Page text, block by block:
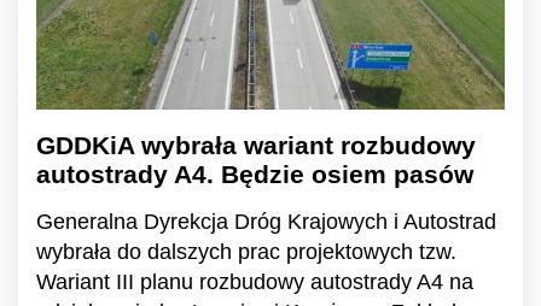
GDDKiA wybrała wariant rozbudowy
autostrady A4. Będzie osiem pasów
Generalna Dyrekcja Dróg Krajowych i Autostrad
wybrała do dalszych prac projektowych tzw.
Wariant III planu rozbudowy autostrady A4 na